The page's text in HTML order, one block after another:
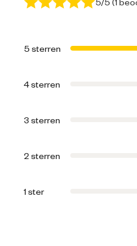
Geschikt voor diersoort
5 sterren
4 sterren
3 sterren
2 sterren
1 ster